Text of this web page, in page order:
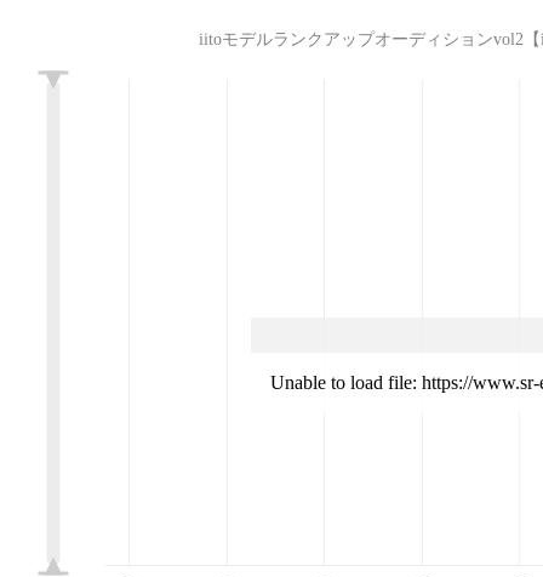
iitoモデルランクアップオーディションvol2【
03/18(金)
03/30(水)
Unable to load file: https://